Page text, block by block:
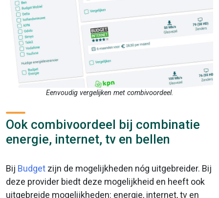
Eenvoudig vergelijken met combivoordeel.
Ook combivoordeel bij combinatie
energie, internet, tv en bellen
Bij Budget zijn de mogelijkheden nóg uitgebreider. Bij
deze provider biedt deze mogelijkheid en heeft ook
uitgebreide mogelijkheden: energie, internet, tv en